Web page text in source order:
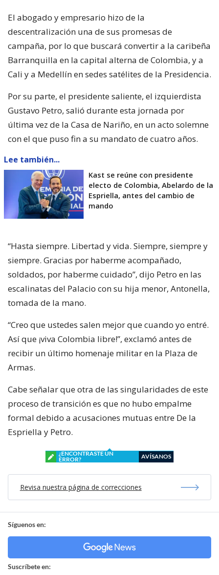
El abogado y empresario hizo de la
descentralización una de sus promesas de
campaña, por lo que buscará convertir a la caribeña
Barranquilla en la capital alterna de Colombia, y a
Cali y a Medellín en sedes satélites de la Presidencia.
Por su parte, el presidente saliente, el izquierdista
Gustavo Petro, salió durante esta jornada por
última vez de la Casa de Nariño, en un acto solemne
con el que puso fin a su mandato de cuatro años.
Lee también...
Kast se reúne con presidente
electo de Colombia, Abelardo de la
Espriella, antes del cambio de
mando
“Hasta siempre. Libertad y vida. Siempre, siempre y
siempre. Gracias por haberme acompañado,
soldados, por haberme cuidado”, dijo Petro en las
escalinatas del Palacio con su hija menor, Antonella,
tomada de la mano.
“Creo que ustedes salen mejor que cuando yo entré.
Así que ¡viva Colombia libre!”, exclamó antes de
recibir un último homenaje militar en la Plaza de
Armas.
Cabe señalar que otra de las singularidades de este
proceso de transición es que no hubo empalme
formal debido a acusaciones mutuas entre De la
Espriella y Petro.
¿ENCONTRASTE UN
ERROR?
AVÍSANOS
Revisa nuestra página de correcciones
Síguenos en:
Suscríbete en: